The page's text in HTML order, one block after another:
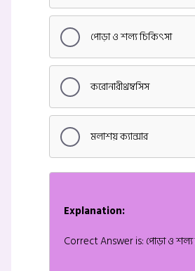
পোড়া ও শল্য চিকিৎসা
করোনারীথ্রম্বসিস
মলাশয় ক্যান্সার
Explanation:
Correct Answer is: পোড়া ও শল্য